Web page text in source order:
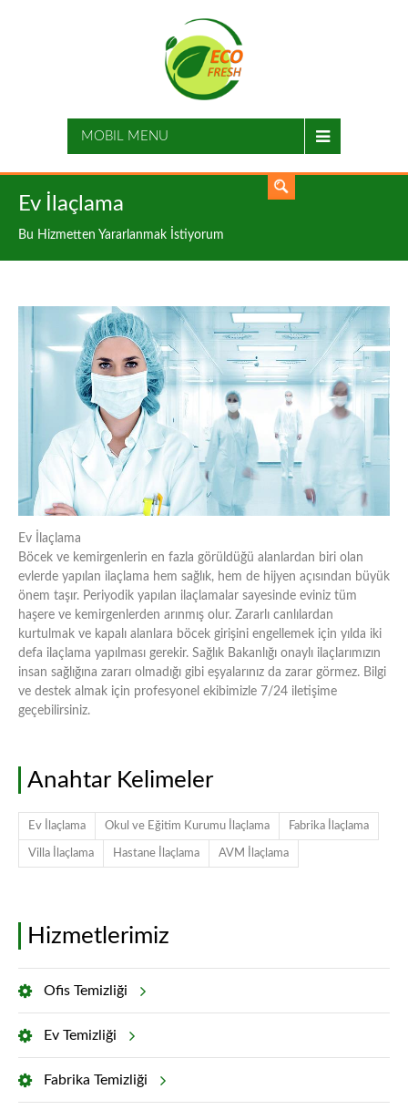
MOBIL MENU
Ev İlaçlama
Bu Hizmetten Yararlanmak İstiyorum
Ev İlaçlama
Böcek ve kemirgenlerin en fazla görüldüğü alanlardan biri olan
evlerde yapılan ilaçlama hem sağlık, hem de hijyen açısından büyük
önem taşır. Periyodik yapılan ilaçlamalar sayesinde eviniz tüm
haşere ve kemirgenlerden arınmış olur. Zararlı canlılardan
kurtulmak ve kapalı alanlara böcek girişini engellemek için yılda iki
defa ilaçlama yapılması gerekir. Sağlık Bakanlığı onaylı ilaçlarımızın
insan sağlığına zararı olmadığı gibi eşyalarınız da zarar görmez. Bilgi
ve destek almak için profesyonel ekibimizle 7/24 iletişime
geçebilirsiniz.
Anahtar Kelimeler
Ev İlaçlama Okul ve Eğitim Kurumu İlaçlama Fabrika İlaçlama
Villa İlaçlama Hastane İlaçlama AVM İlaçlama
Hizmetlerimiz
Ofis Temizliği
Ev Temizliği
Fabrika Temizliği